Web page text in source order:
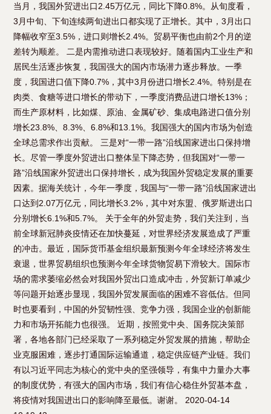
当月，我国外贸进出口2.45万亿元，同比下降0.8%。从旬度看，
3月中旬、下旬连续两旬进出口都实现了正增长。其中，3月出口
降幅收窄至3.5%，进口则增长2.4%。贸易平衡也由前2个月的逆
差转为顺差。 二是内需推动进口表现较好。随着国内工业生产和
居民生活逐步恢复，我国强大的国内市场潜力逐步释放。一季
度，我国进口值下降0.7%，其中3月份进口增长2.4%。特别是在
肉类、食糖等进口增长的带动下，一季度消费品进口增长13%；
而生产原材料，比如煤、原油、金属矿砂、集成电路进口值分别
增长23.8%、8.3%、6.8%和13.1%。我国强大的国内市场为创造
全球总需求作出贡献。 三是对“一带一路”沿线国家进出口保持增
长。尽管一季度外贸进出口整体呈下降态势，但我国对“一带一
路”沿线国家外贸进出口保持增长，成为我国外贸稳定发展的重要
因素。据海关统计，今年一季度，我国与“一带一路”沿线国家进出
口达到2.07万亿元，同比增长3.2%，其中对东盟、俄罗斯进出口
分别增长6.1%和5.7%。 关于全年的外贸走势，我们关注到，当
前全球新冠肺炎疫情还在加快蔓延，对世界经济发展造成了严重
的冲击。最近，国际货币基金组织最新预测今年全球经济将发生
衰退，世界贸易组织也预测今年全球货物贸易下滑较大。国际市
场的需求萎缩必然会对我国外贸出口造成冲击，外贸新订单减少
等问题开始逐步显现，我国外贸发展面临的困难不容低估。但同
时也要看到，中国的外贸韧性强、竞争力强，我国企业的创新能
力和市场开拓能力也很强。 近期，按照党中央、国务院决策部
署，各地各部门已经采取了一系列稳定外贸发展的措施，帮助企
业克服困难，逐步打通国际运输通道，稳定供应链产业链。我们
有以习近平同志为核心的党中央的坚强领导，有集中力量办大事
的制度优势，有强大的国内市场，我们有信心稳住外贸基本盘，
将疫情对我国进出口的影响降至最低。谢谢。 2020-04-14